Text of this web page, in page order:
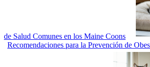
de Salud Comunes en los Maine Coons
Recomendaciones para la Prevención de